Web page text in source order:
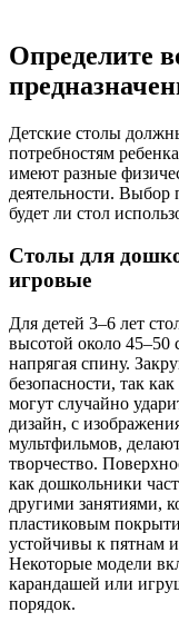
Определите
Детские столы
потребностям
имеют разные
деятельности. Выбор
будет ли стол
Столы для
игровые
Для детей 3–6 лет
высотой около 45–50
напрягая спину.
безопасности, так
могут случайно
дизайн, с
мультфильмов,
творчество.
как дошкольники
другими занятиями,
пластиковым
устойчивы к пятнам
Некоторые модели
карандашей или
порядок.